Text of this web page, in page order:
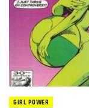
GIRL POWER